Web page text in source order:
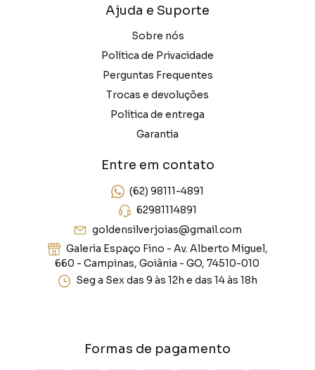
Ajuda e Suporte
Sobre nós
Política de Privacidade
Perguntas Frequentes
Trocas e devoluções
Política de entrega
Garantia
Entre em contato
(62) 98111-4891
62981114891
goldensilverjoias@gmail.com
Galeria Espaço Fino - Av. Alberto Miguel,
660 - Campinas, Goiânia - GO, 74510-010
Seg a Sex das 9 às 12h e das 14 às 18h
Formas de pagamento